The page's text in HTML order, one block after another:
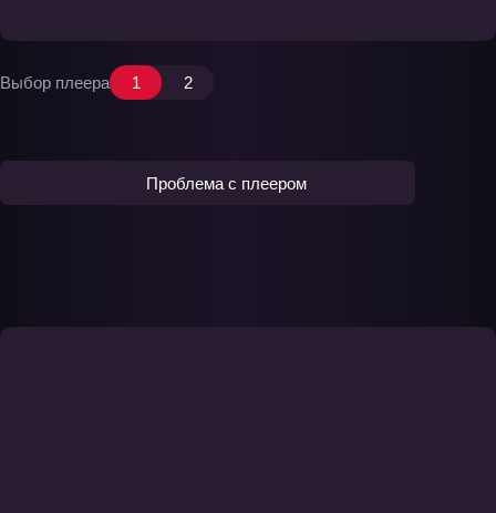
Выбор плеера 1 2
Проблема с плеером